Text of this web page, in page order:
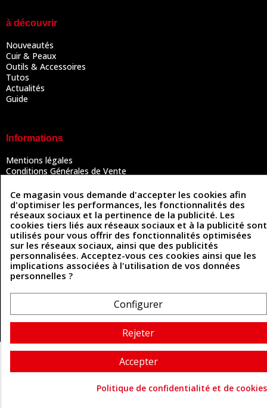
à découvrir
Nouveautés
Cuir & Peaux
Outils & Accessoires
Tutos
Actualités
Guide
Informations
Mentions légales
Conditions Générales de Vente
Politique des cookies
Contactez-nous
Coordonnées
493 Chemin de Catougnac
81300 Graulhet
05 63 34 51 88
Cuirenstock © 2026 - Une création Quatrys 💙
Ce magasin vous demande d'accepter les cookies afin
d'optimiser les performances, les fonctionnalités des
réseaux sociaux et la pertinence de la publicité. Les
cookies tiers liés aux réseaux sociaux et à la publicité sont
utilisés pour vous offrir des fonctionnalités optimisées
sur les réseaux sociaux, ainsi que des publicités
personnalisées. Acceptez-vous ces cookies ainsi que les
implications associées à l'utilisation de vos données
personnelles ?
Configurer
Rejeter
Accepter
Politique de confidentialité et de cookies